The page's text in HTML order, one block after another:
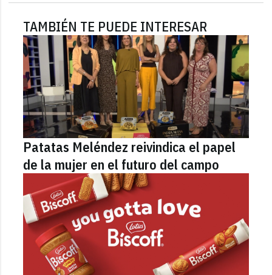
TAMBIÉN TE PUEDE INTERESAR
Patatas Meléndez reivindica el papel
de la mujer en el futuro del campo